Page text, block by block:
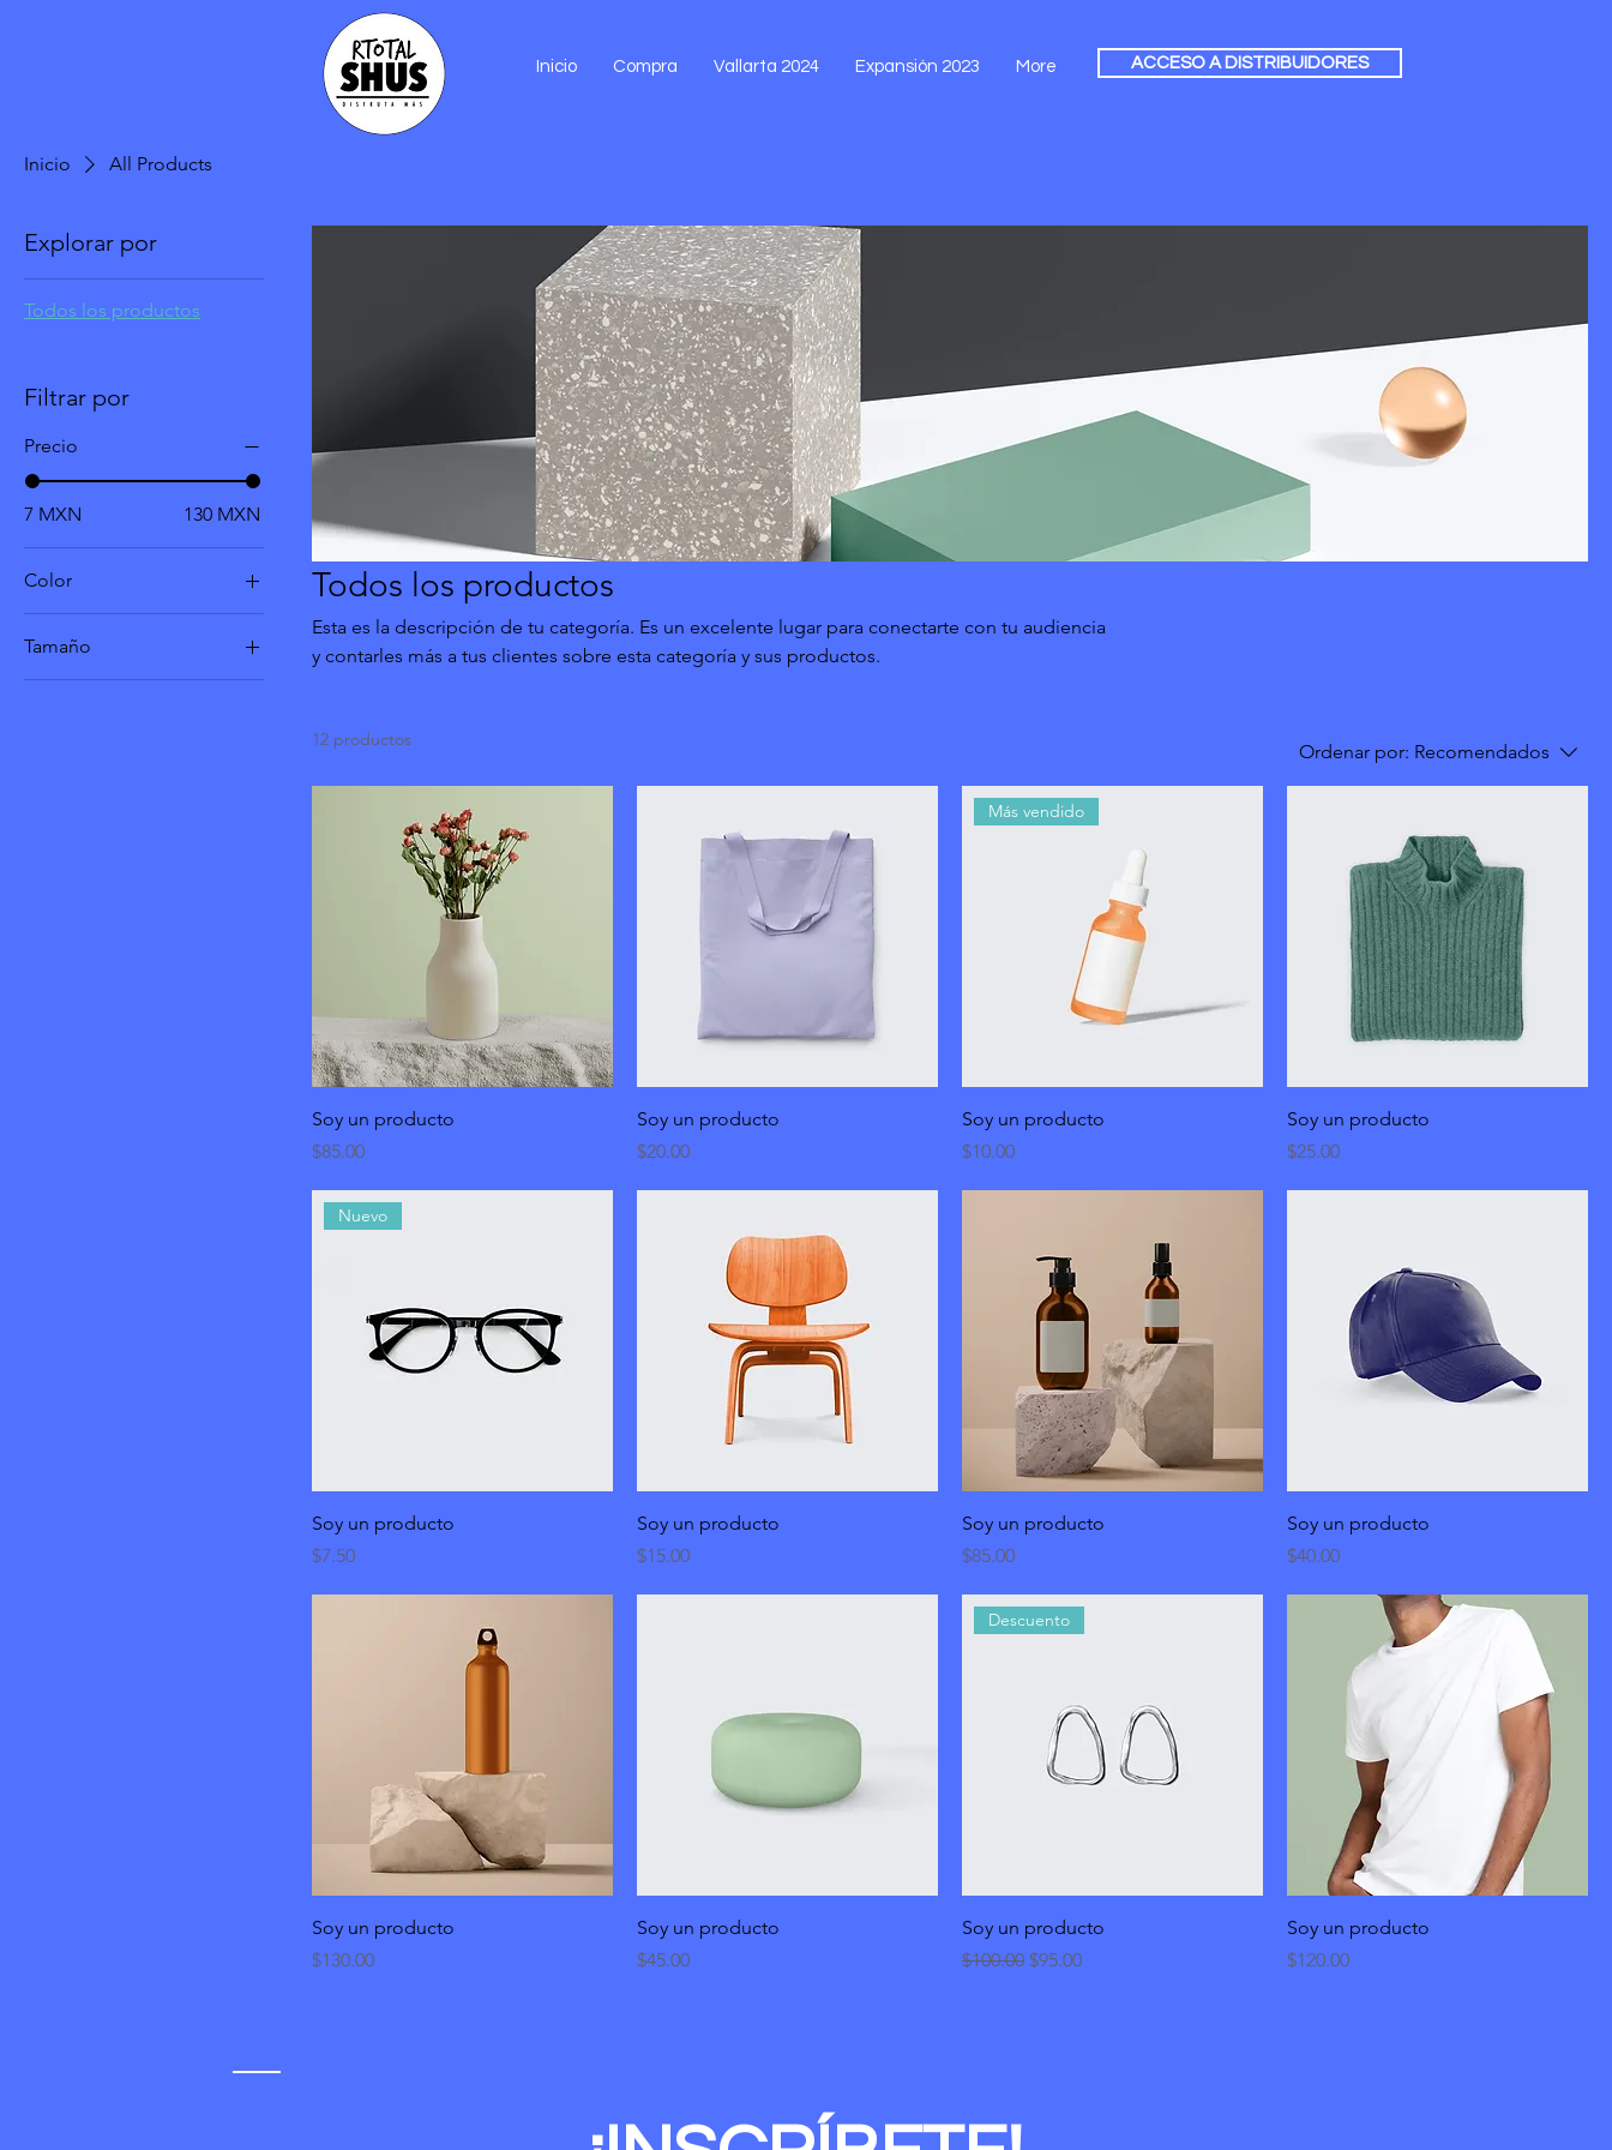
Inicio Compra Vallarta 2024 Expansión 2023 More ACCESO A DISTRIBUIDORES
Inicio All Products
Explorar por
Todos los productos
Filtrar por
Precio
7 MXN 130 MXN
Color
Tamaño
Todos los productos
Esta es la descripción de tu categoría. Es un excelente lugar para conectarte con tu audiencia
y contarles más a tus clientes sobre esta categoría y sus productos.
12 productos
Ordenar por: Recomendados
Soy un producto
Precio
$85.00
Soy un producto
Precio
$20.00
Más vendido
Soy un producto
Precio
$10.00
Soy un producto
Precio
$25.00
Nuevo
Soy un producto
Precio
$7.50
Soy un producto
Precio
$15.00
Soy un producto
Precio
$85.00
Soy un producto
Precio
$40.00
Soy un producto
Precio
$130.00
Soy un producto
Precio
$45.00
Descuento
Soy un producto
Precio
$100.00 Precio de oferta
$95.00
Soy un producto
Precio
$120.00